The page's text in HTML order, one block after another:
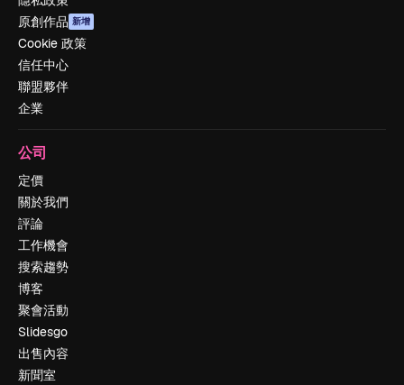
原創作品 新增
Cookie 政策
信任中心
聯盟夥伴
企業
公司
定價
關於我們
評論
工作機會
搜索趨勢
博客
聚會活動
Slidesgo
出售內容
新聞室